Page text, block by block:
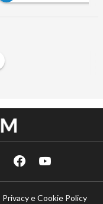
Privacy e Cookie Policy